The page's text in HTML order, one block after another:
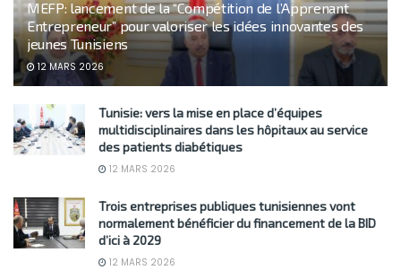
MEFP: lancement de la “Compétition de l’Apprenant
Entrepreneur” pour valoriser les idées innovantes des
jeunes Tunisiens
12 MARS 2026
Tunisie: vers la mise en place d’équipes
multidisciplinaires dans les hôpitaux au service
des patients diabétiques
12 MARS 2026
Trois entreprises publiques tunisiennes vont
normalement bénéficier du financement de la BID
d’ici à 2029
12 MARS 2026